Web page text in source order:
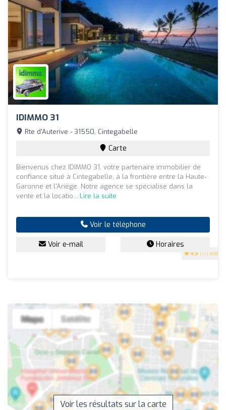
IDIMMO 31
4.5 (117 avis)
Rte d'Auterive - 31550, Cintegabelle
Carte
Bienvenus chez IDIMMO 31, votre partenaire immobilier de
confiance situé à Cintegabelle, à la frontière entre la Haute-
Garonne et l'Ariège. Notre agence se spécialise dans la
vente et la locatio... Lire la suite
Voir le téléphone
Voir e-mail Horaires
Voir les résultats sur la carte